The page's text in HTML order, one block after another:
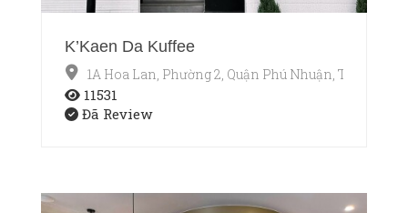
K’Kaen Da Kuffee
1A Hoa Lan, Phường 2, Quận Phú Nhuận, TP.HCM
11531
Đã Review